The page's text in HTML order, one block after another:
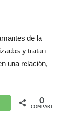
de la
y tratan
una relación,
0
COMPARTIR